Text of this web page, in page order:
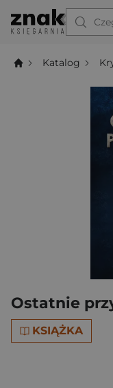
Katalog
Ostatnie
KSIĄŻKA